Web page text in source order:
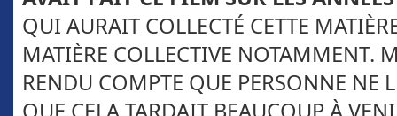
QUI AURAIT COLLECTÉ CETTE
MATIÈRE COLLECTIVE NOTAMMENT.
RENDU COMPTE QUE PERSONNE NE
QUE CELA TARDAIT BEAUCOUP À